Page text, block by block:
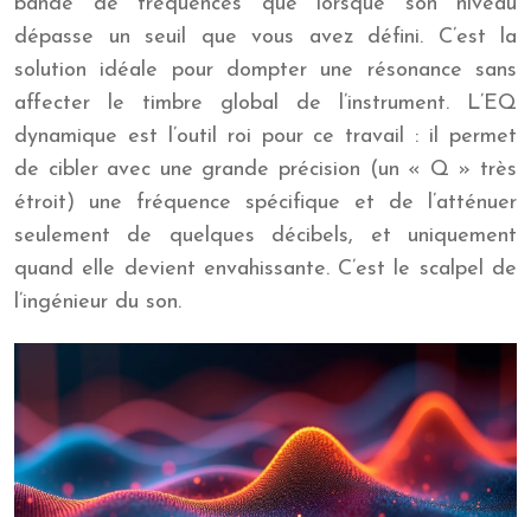
bande de fréquences que lorsque son niveau
dépasse un seuil que vous avez défini. C’est la
solution idéale pour dompter une résonance sans
affecter le timbre global de l’instrument. L’EQ
dynamique est l’outil roi pour ce travail : il permet
de cibler avec une grande précision (un « Q » très
étroit) une fréquence spécifique et de l’atténuer
seulement de quelques décibels, et uniquement
quand elle devient envahissante. C’est le scalpel de
l’ingénieur du son.